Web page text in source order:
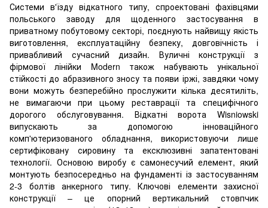
Системи в'їзду відкатного типу, спроектовані фахівцями
польського заводу для щоденного застосування в
приватному побутовому секторі, поєднують найвищу якість
виготовлення, експлуатаційну безпеку, довговічність і
привабливий сучасний дизайн. Вуличні конструкції з
фірмової лінійки Modern також набувають унікальної
стійкості до абразивного зносу та появи іржі, завдяки чому
вони можуть безперебійно прослужити кілька десятиліть,
не вимагаючи при цьому реставрації та специфічного
дорогого обслуговування. Відкатні ворота Wisniowski
випускають за допомогою інноваційного
комп'ютеризованого обладнання, використовуючи лише
сертифіковану сировину та ексклюзивні запатентовані
технології. Основою виробу є самонесучий елемент, який
монтують безпосередньо на фундаменті із застосуванням
2-3 болтів анкерного типу. Ключові елементи захисної
конструкції – це опорний вертикальний стовпчик